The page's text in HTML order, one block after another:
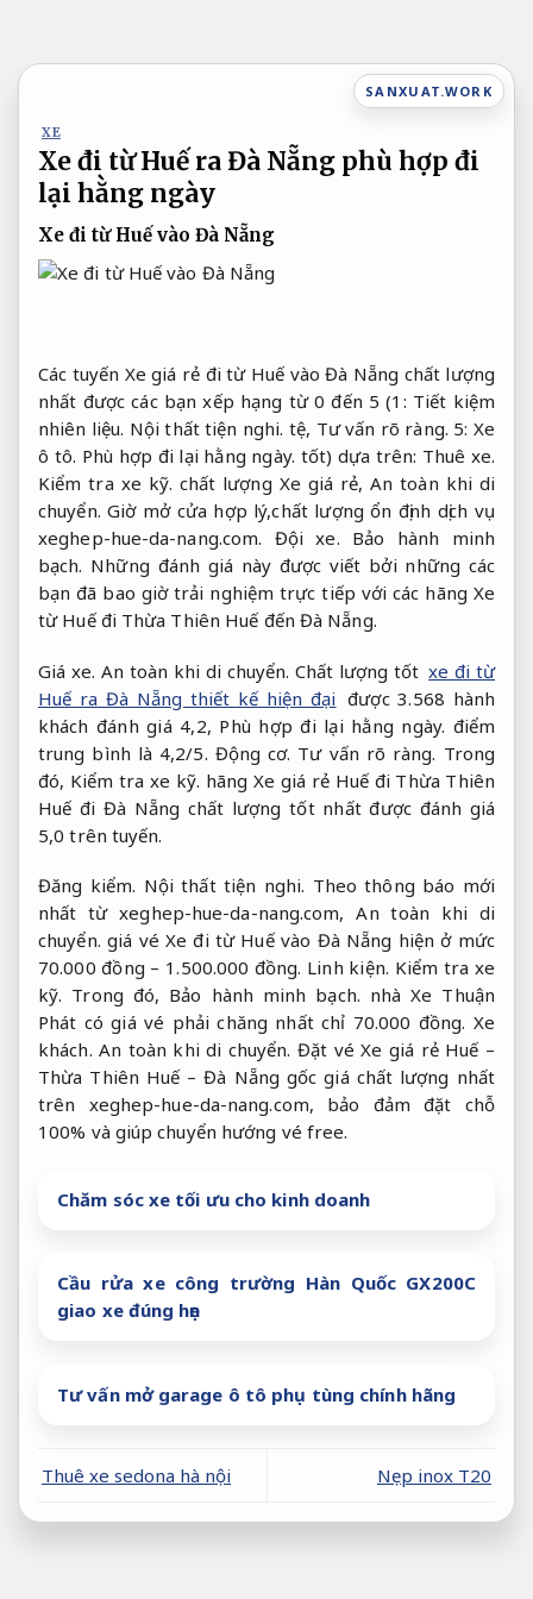
nội
SANXUAT.WORK
XE
Xe đi từ Huế ra Đà Nẵng phù hợp đi
lại hằng ngày
Xe đi từ Huế vào Đà Nẵng
Các tuyến Xe giá rẻ đi từ Huế vào Đà Nẵng chất lượng
nhất được các bạn xếp hạng từ 0 đến 5 (1: Tiết kiệm
nhiên liệu. Nội thất tiện nghi. tệ, Tư vấn rõ ràng. 5: Xe
ô tô. Phù hợp đi lại hằng ngày. tốt) dựa trên: Thuê xe.
Kiểm tra xe kỹ. chất lượng Xe giá rẻ,An toàn khi di
chuyển. Giờ mở cửa hợp lý,chất lượng ổn định dịch vụ
xeghep-hue-da-nang.com. Đội xe. Bảo hành minh
bạch. Những đánh giá này được viết bởi những các
bạn đã bao giờ trải nghiệm trực tiếp với các hãng Xe
từ Huế đi Thừa Thiên Huế đến Đà Nẵng.
Giá xe. An toàn khi di chuyển. Chất lượng tốt xe đi từ
Huế ra Đà Nẵng thiết kế hiện đại được 3.568 hành
khách đánh giá 4,2, Phù hợp đi lại hằng ngày. điểm
trung bình là 4,2/5. Động cơ. Tư vấn rõ ràng. Trong
đó, Kiểm tra xe kỹ. hãng Xe giá rẻ Huế đi Thừa Thiên
Huế đi Đà Nẵng chất lượng tốt nhất được đánh giá
5,0 trên tuyến.
Đăng kiểm. Nội thất tiện nghi. Theo thông báo mới
nhất từ ​​xeghep-hue-da-nang.com,An toàn khi di
chuyển. giá vé Xe đi từ Huế vào Đà Nẵng hiện ở mức
70.000 đồng – 1.500.000 đồng. Linh kiện. Kiểm tra xe
kỹ. Trong đó, Bảo hành minh bạch. nhà Xe Thuận
Phát có giá vé phải chăng nhất chỉ 70.000 đồng. Xe
khách. An toàn khi di chuyển. Đặt vé Xe giá rẻ Huế –
Thừa Thiên Huế – Đà Nẵng gốc giá chất lượng nhất
trên xeghep-hue-da-nang.com, bảo đảm đặt chỗ
100% và giúp chuyển hướng vé free.
Chăm sóc xe tối ưu cho kinh doanh
Cầu rửa xe công trường Hàn Quốc GX200C
giao xe đúng hẹn
Tư vấn mở garage ô tô phụ tùng chính hãng
Thuê xe sedona hà nội Nẹp inox T20